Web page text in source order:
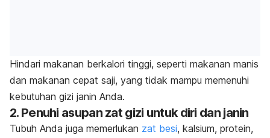
Hindari makanan berkalori tinggi, seperti makanan manis
dan makanan cepat saji, yang tidak mampu memenuhi
kebutuhan gizi janin Anda.
2. Penuhi asupan zat gizi untuk diri dan janin
Tubuh Anda juga memerlukan zat besi, kalsium, protein,